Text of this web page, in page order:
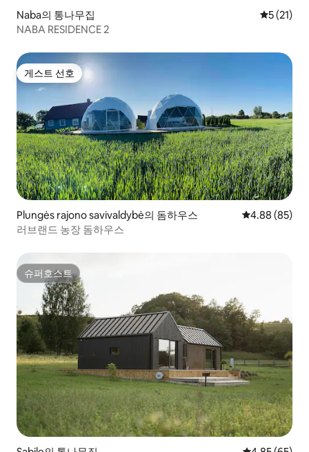
Naba의 통나무집 평점 5점
5 (21)
NABA RESIDENCE 2
게스트 선호
게스트 선호
Plungės rajono savivaldybė의 돔하우스 평점 4.88점(5
4.88 (85)
러브랜드 농장 돔하우스
슈퍼호스트
슈퍼호스트